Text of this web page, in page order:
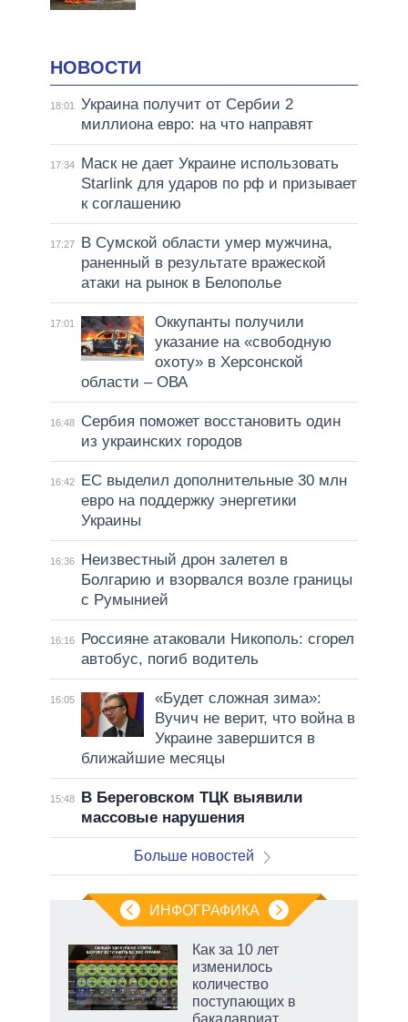
НОВОСТИ
18:01
Украина получит от Сербии 2
миллиона евро: на что направят
17:34
Маск не дает Украине использовать
Starlink для ударов по рф и призывает
к соглашению
17:27
В Сумской области умер мужчина,
раненный в результате вражеской
атаки на рынок в Белополье
17:01
Оккупанты получили
указание на «свободную
охоту» в Херсонской
области – ОВА
16:48
Сербия поможет восстановить один
из украинских городов
16:42
ЕС выделил дополнительные 30 млн
евро на поддержку энергетики
Украины
16:36
Неизвестный дрон залетел в
Болгарию и взорвался возле границы
с Румынией
16:16
Россияне атаковали Никополь: сгорел
автобус, погиб водитель
16:05
«Будет сложная зима»:
Вучич не верит, что война в
Украине завершится в
ближайшие месяцы
15:48
В Береговском ТЦК выявили
массовые нарушения
Больше новостей
ИНФОГРАФИКА
Как за 10 лет
изменилось
количество
поступающих в